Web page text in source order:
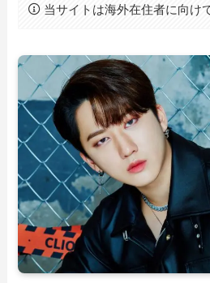
当サイトは海外在住者に向け